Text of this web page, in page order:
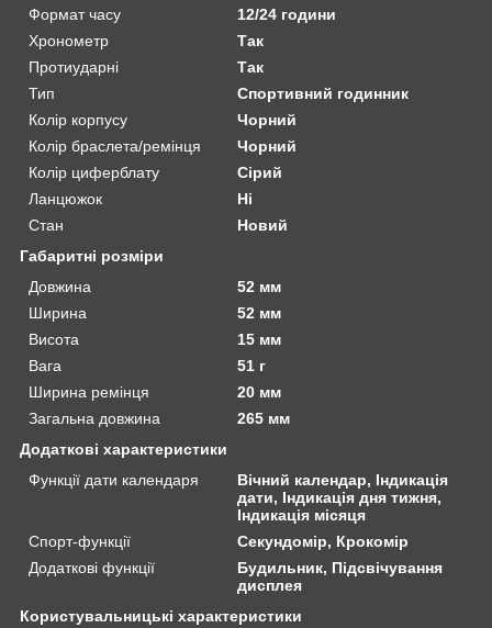
Формат часу
12/24 години
Хронометр
Так
Протиударні
Так
Тип
Спортивний годинник
Колір корпусу
Чорний
Колір браслета/ремінця
Чорний
Колір циферблату
Сірий
Ланцюжок
Ні
Стан
Новий
Габаритні розміри
Довжина
52 мм
Ширина
52 мм
Висота
15 мм
Вага
51 г
Ширина ремінця
20 мм
Загальна довжина
265 мм
Додаткові характеристики
Функції дати календаря
Вічний календар, Індикація
дати, Індикація дня тижня,
Індикація місяця
Спорт-функції
Секундомір, Крокомір
Додаткові функції
Будильник, Підсвічування
дисплея
Користувальницькі характеристики